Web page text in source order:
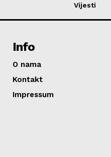
Vijesti
Info
O nama
Kontakt
Impressum